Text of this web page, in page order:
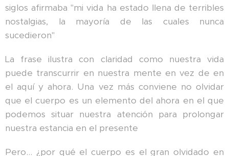
siglos afirmaba "mi vida ha estado llena de terribles
nostalgias, la mayoría de las cuales nunca
sucedieron"
La frase ilustra con claridad como nuestra vida
puede transcurrir en nuestra mente en vez de en
el aquí y ahora. Una vez más conviene no olvidar
que el cuerpo es un elemento del ahora en el que
podemos situar nuestra atención para prolongar
nuestra estancia en el presente
Pero... ¿por qué el cuerpo es el gran olvidado en